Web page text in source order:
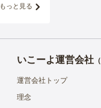
もっと見る
いこーよ運営会社（
運営会社トップ
理念